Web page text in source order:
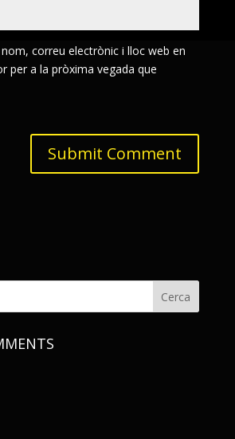
correu electrònic i lloc web en
per a la pròxima vegada que